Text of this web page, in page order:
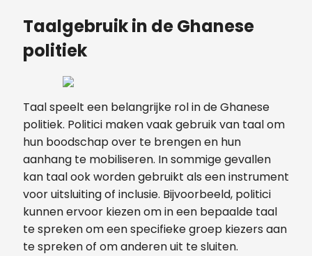
Taalgebruik in de Ghanese
politiek
Taal speelt een belangrijke rol in de Ghanese
politiek. Politici maken vaak gebruik van taal om
hun boodschap over te brengen en hun
aanhang te mobiliseren. In sommige gevallen
kan taal ook worden gebruikt als een instrument
voor uitsluiting of inclusie. Bijvoorbeeld, politici
kunnen ervoor kiezen om in een bepaalde taal
te spreken om een specifieke groep kiezers aan
te spreken of om anderen uit te sluiten.